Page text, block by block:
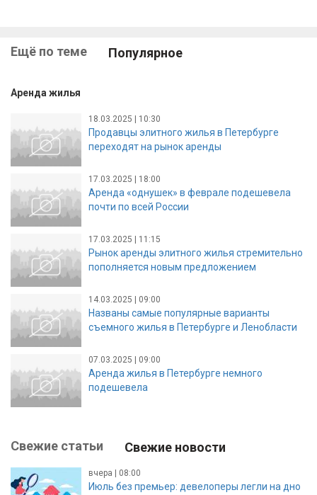
Ещё по теме Популярное
Аренда жилья
18.03.2025 | 10:30
Продавцы элитного жилья в Петербурге
переходят на рынок аренды
17.03.2025 | 18:00
Аренда «однушек» в феврале подешевела
почти по всей России
17.03.2025 | 11:15
Рынок аренды элитного жилья стремительно
пополняется новым предложением
14.03.2025 | 09:00
Названы самые популярные варианты
съемного жилья в Петербурге и Ленобласти
07.03.2025 | 09:00
Аренда жилья в Петербурге немного
подешевела
Свежие статьи Свежие новости
вчера | 08:00
Июль без премьер: девелоперы легли на дно